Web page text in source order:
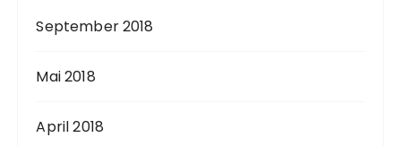
September 2018
Mai 2018
April 2018